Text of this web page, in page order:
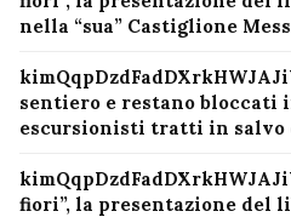
nella “sua” Castiglione
sentiero e restano bloccati
escursionisti tratti in salvo
fiori”, la presentazione del